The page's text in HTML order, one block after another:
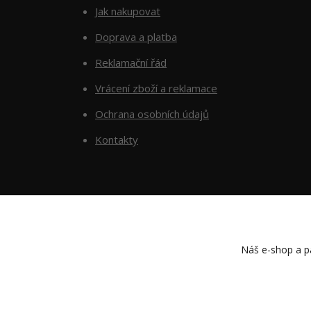
Jak nakupovat
Doprava a platba
Reklamační řád
Vrácení zboží a reklamace
Ochrana osobních údajů
Kontakty
Náš e-shop a